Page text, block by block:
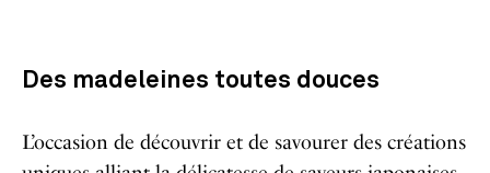
Des madeleines toutes douces
L’occasion de découvrir et de savourer des créations